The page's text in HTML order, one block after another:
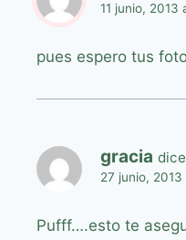
11 junio, 2013
pues espero tus
gracia
27 junio,
Pufff….esto te